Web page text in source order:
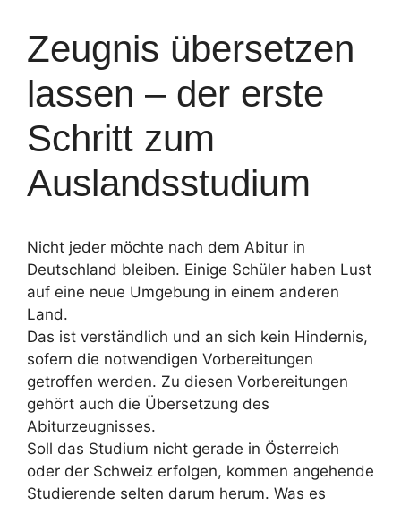
Zeugnis übersetzen
lassen – der erste
Schritt zum
Auslandsstudium
Nicht jeder möchte nach dem Abitur in
Deutschland bleiben. Einige Schüler haben Lust
auf eine neue Umgebung in einem anderen
Land.
Das ist verständlich und an sich kein Hindernis,
sofern die notwendigen Vorbereitungen
getroffen werden. Zu diesen Vorbereitungen
gehört auch die Übersetzung des
Abiturzeugnisses.
Soll das Studium nicht gerade in Österreich
oder der Schweiz erfolgen, kommen angehende
Studierende selten darum herum. Was es